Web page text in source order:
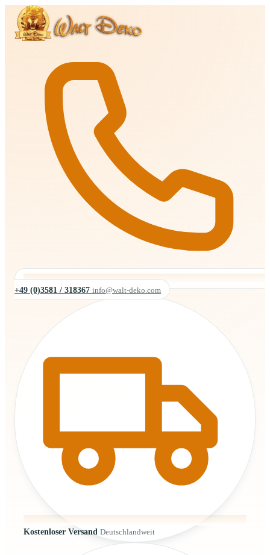
+49 (0)3581 / 318367 info@walt-deko.com
Kostenloser Versand Deutschlandweit